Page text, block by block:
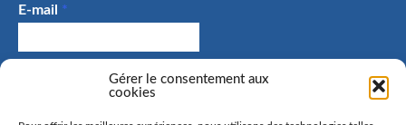
Gérer le consentement aux
cookies
E-mail *
J'accepte de recevoir des e-mails et confirme avoir
pris connaissance de la politique de confidentialité.